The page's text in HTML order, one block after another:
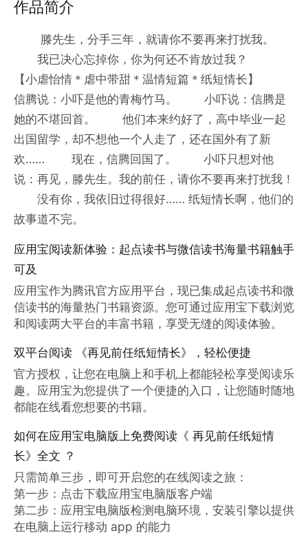
作品简介
滕先生，分手三年，就请你不要再来打扰我。
我已决心忘掉你，你为何还不肯放过我？
【小虐怡情＊虐中带甜＊温情短篇＊纸短情长】
信腾说：小吓是他的青梅竹马。 小吓说：信腾是
她的不堪回首。 他们本来约好了，高中毕业一起
出国留学，却不想他一个人走了，还在国外有了新
欢…… 现在，信腾回国了。 小吓只想对他
说：再见，滕先生。我的前任，请你不要再来打扰我！
没有你，我依旧过得很好…… 纸短情长啊，他们的
故事道不完。
应用宝阅读新体验：起点读书与微信读书海量书籍触手
可及
应用宝作为腾讯官方应用平台，现已集成起点读书和微
信读书的海量热门书籍资源。您可通过应用宝下载浏览
和阅读两大平台的丰富书籍，享受无缝的阅读体验。
双平台阅读 《再见前任纸短情长》，轻松便捷
官方授权，让您在电脑上和手机上都能轻松享受阅读乐
趣。应用宝为您提供了一个便捷的入口，让您随时随地
都能在线看您想要的书籍。
如何在应用宝电脑版上免费阅读《 再见前任纸短情
长》全文 ？
只需简单三步，即可开启您的在线阅读之旅：
第一步：点击下载应用宝电脑版客户端
第二步：应用宝电脑版检测电脑环境，安装引擎以提供
在电脑上运行移动 app 的能力